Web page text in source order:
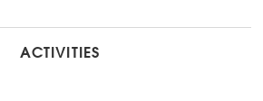
ACTIVITIES